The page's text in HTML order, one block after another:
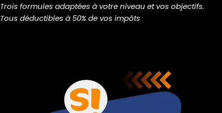
Trois formules adaptées à votre niveau et vos objectifs.
Tous déductibles à 50% de vos impôts